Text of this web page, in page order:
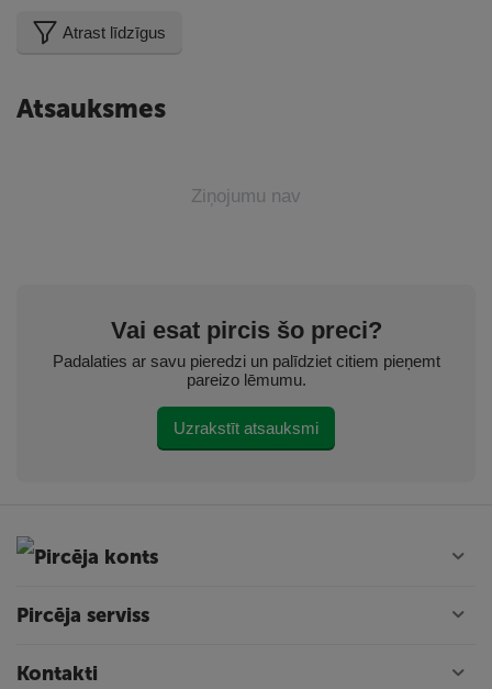
Atrast līdzīgus
Atsauksmes
Ziņojumu nav
Vai esat pircis šo preci?
Padalaties ar savu pieredzi un palīdziet citiem pieņemt
pareizo lēmumu.
Uzrakstīt atsauksmi
Pircēja konts
Pircēja serviss
Kontakti